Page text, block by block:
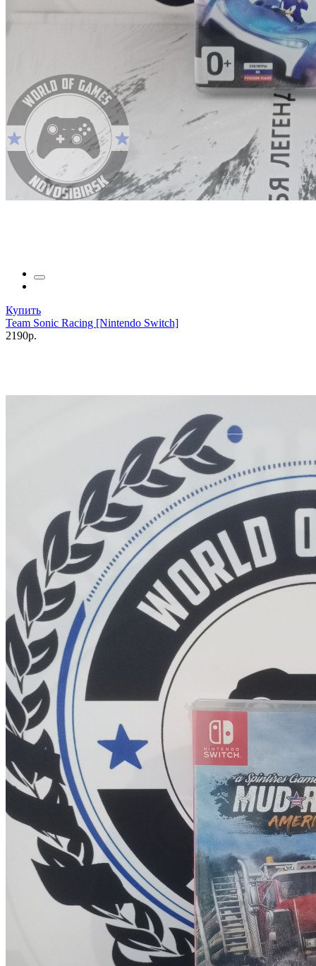
Купить
Team Sonic Racing [Nintendo Switch]
2190р.